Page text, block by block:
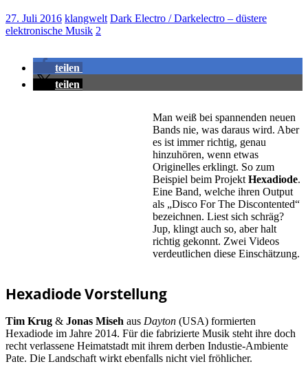
27. Juli 2016 klangwelt Dark Electro / Darkelectro – düstere
elektronische Musik 2
teilen
teilen
Man weiß bei spannenden neuen
Bands nie, was daraus wird. Aber
es ist immer richtig, genau
hinzuhören, wenn etwas
Originelles erklingt. So zum
Beispiel beim Projekt Hexadiode.
Eine Band, welche ihren Output
als „Disco For The Discontented“
bezeichnen. Liest sich schräg?
Jup, klingt auch so, aber halt
richtig gekonnt. Zwei Videos
verdeutlichen diese Einschätzung.
Hexadiode Vorstellung
Tim Krug & Jonas Miseh aus Dayton (USA) formierten
Hexadiode im Jahre 2014. Für die fabrizierte Musik steht ihre doch
recht verlassene Heimatstadt mit ihrem derben Industie-Ambiente
Pate. Die Landschaft wirkt ebenfalls nicht viel fröhlicher.